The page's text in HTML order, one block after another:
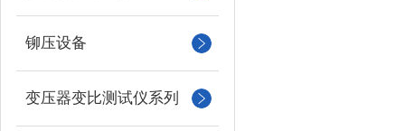
铆压设备
变压器变比测试仪系列